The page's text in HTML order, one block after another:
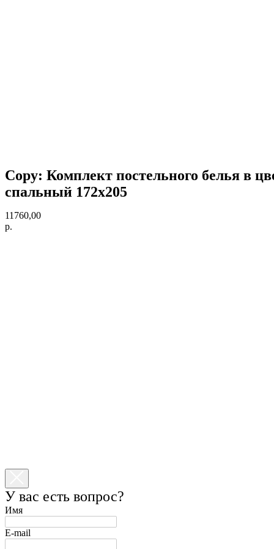
Copy: Комплект постельного белья в
спальный 172х205
11760,00
р.
У вас есть вопрос?
Имя
E-mail